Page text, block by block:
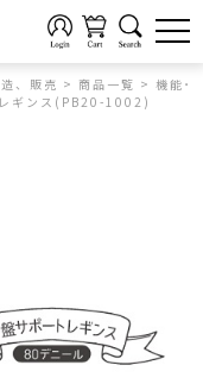
、販売 > 商品一覧 > 機能･
ギンス(PB20-1002)